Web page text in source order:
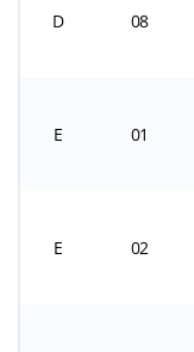
D 08
E 01
E 02